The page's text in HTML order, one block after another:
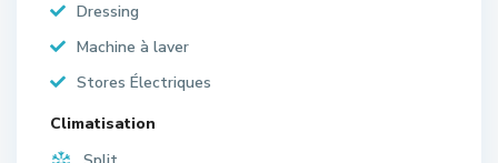
Dressing
Machine à laver
Stores Électriques
Climatisation